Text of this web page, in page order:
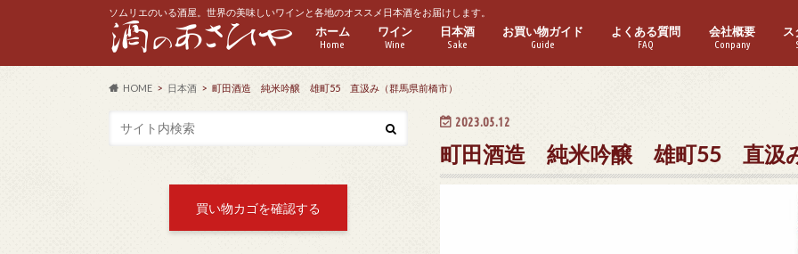
ソムリエのいる酒屋。世界の美味しいワインと各地のオススメ日本酒をお届けします。
ホーム
Home
ワイン
Wine
日本酒
Sake
お買い物ガイド
Guide
よくある質問
FAQ
会社概要
Conpany
ス
HOME 日本酒 町田酒造 純米吟醸 雄町55 直汲み（群馬県前橋市）
2023.05.12
町田酒造 純米吟醸 雄町55 直汲
買い物カゴを確認する